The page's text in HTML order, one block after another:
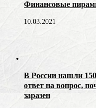
Финансовые
10.03.2021
В России нашли
ответ на вопрос,
заразен